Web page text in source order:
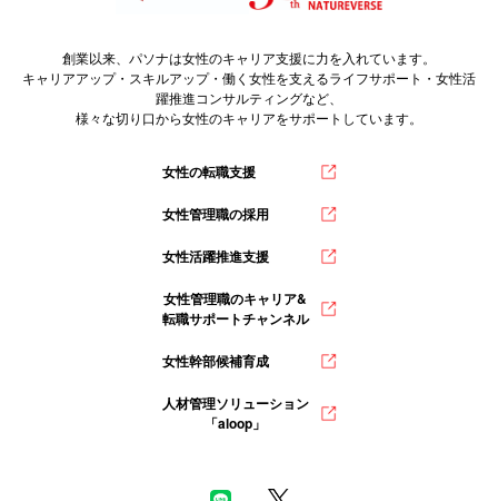
創業以来、パソナは女性のキャリア支援に力を入れています。
キャリアアップ・スキルアップ・働く女性を支えるライフサポート・女性活
躍推進コンサルティングなど、
様々な切り口から女性のキャリアをサポートしています。
女性の転職支援
女性管理職の採用
女性活躍推進支援
女性管理職のキャリア&
転職サポートチャンネル
女性幹部候補育成
人材管理ソリューション
「aloop」